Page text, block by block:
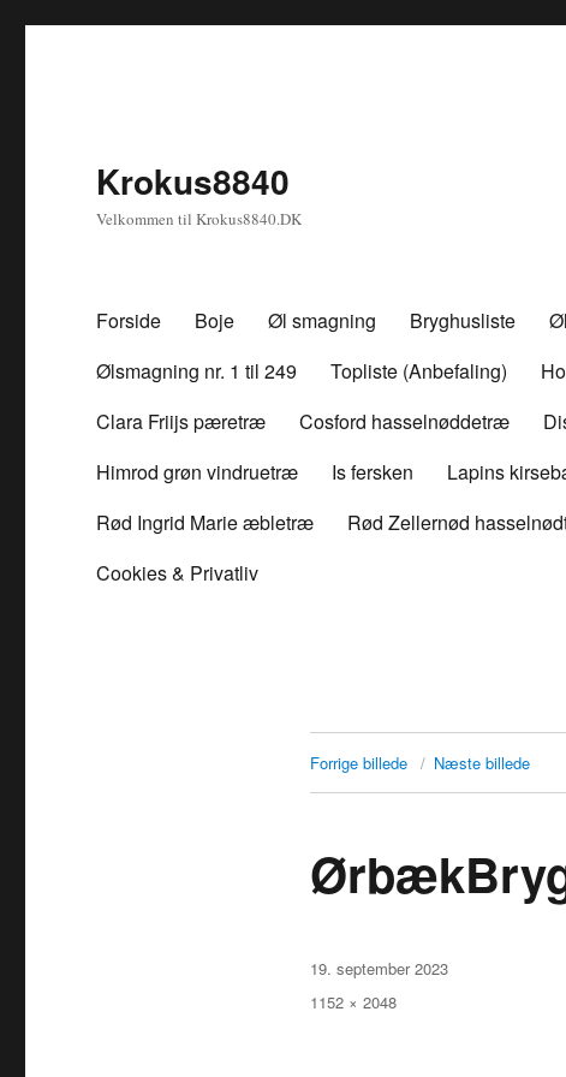
Krokus8840
Velkommen til Krokus8840.DK
Forside Boje Øl smagning Bryghusliste
Ølsmagning nr. 1 til 249
Topliste (Anbefaling)
Clara Friijs pæretræ
Cosford hasselnøddetræ
Himrod grøn vindruetræ
Is fersken Lapins
Rød Ingrid Marie æbletræ
Rød Zellernød
Cookies & Privatliv
Forrige billede Næste billede
Udgivet
19. september 2023
Faktisk
1152 × 2048